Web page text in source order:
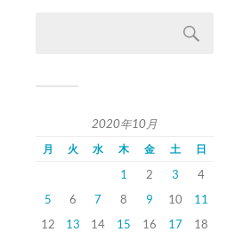
2020年10月
月 火 水 木 金 土 日
1 2 3
4
5
6 7 8 9 10
11
12
13 14 15 16 17
18